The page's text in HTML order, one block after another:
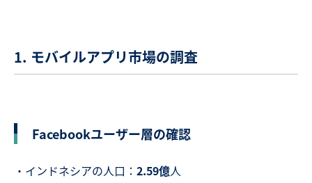
1. モバイルアプリ市場の調査
Facebookユーザー層の確認
・インドネシアの人口： 2.59億人